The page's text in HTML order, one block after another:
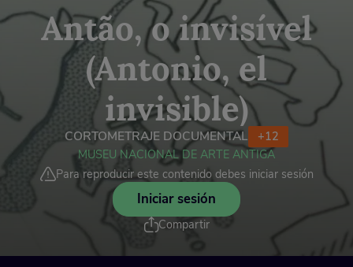
Antão, o invisível
(Antonio, el
invisible)
CORTOMETRAJE DOCUMENTAL
+12
MUSEU NACIONAL DE ARTE ANTIGA
Para reproducir este contenido debes iniciar sesión
Iniciar sesión
Compartir